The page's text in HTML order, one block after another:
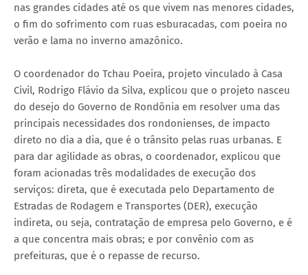
nas grandes cidades até os que vivem nas menores cidades,
o fim do sofrimento com ruas esburacadas, com poeira no
verão e lama no inverno amazônico.
O coordenador do Tchau Poeira, projeto vinculado à Casa
Civil, Rodrigo Flávio da Silva, explicou que o projeto nasceu
do desejo do Governo de Rondônia em resolver uma das
principais necessidades dos rondonienses, de impacto
direto no dia a dia, que é o trânsito pelas ruas urbanas. E
para dar agilidade as obras, o coordenador, explicou que
foram acionadas três modalidades de execução dos
serviços: direta, que é executada pelo Departamento de
Estradas de Rodagem e Transportes (DER), execução
indireta, ou seja, contratação de empresa pelo Governo, e é
a que concentra mais obras; e por convênio com as
prefeituras, que é o repasse de recurso.